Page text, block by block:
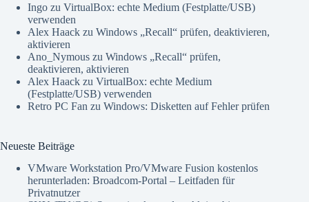
Ingo zu VirtualBox: echte Medium (Festplatte/USB)
verwenden
Alex Haack zu Windows „Recall“ prüfen, deaktivieren,
aktivieren
Ano_Nymous zu Windows „Recall“ prüfen,
deaktivieren, aktivieren
Alex Haack zu VirtualBox: echte Medium
(Festplatte/USB) verwenden
Retro PC Fan zu Windows: Disketten auf Fehler prüfen
Neueste Beiträge
VMware Workstation Pro/VMware Fusion kostenlos
herunterladen: Broadcom-Portal – Leitfaden für
Privatnutzer